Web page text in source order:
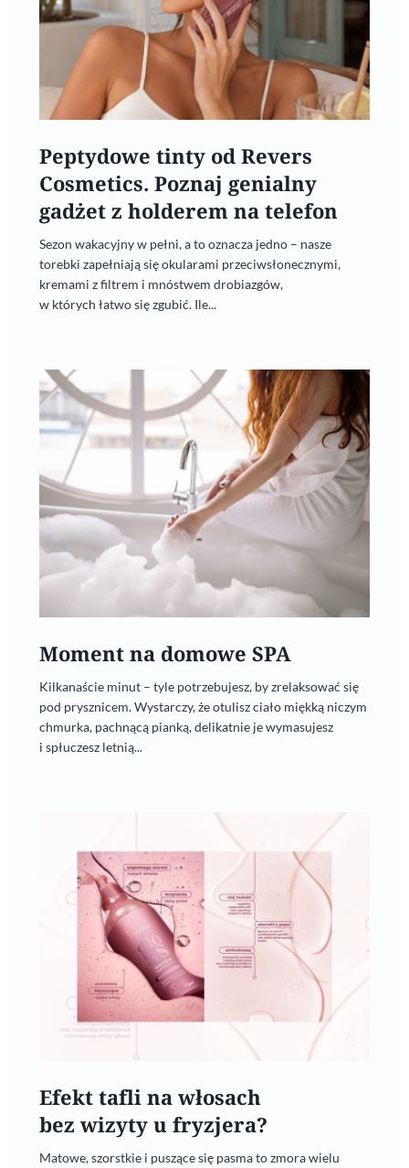
Peptydowe tinty od Revers
Cosmetics. Poznaj genialny
gadżet z holderem na telefon
Sezon wakacyjny w pełni, a to oznacza jedno – nasze
torebki zapełniają się okularami przeciwsłonecznymi,
kremami z filtrem i mnóstwem drobiazgów,
w których łatwo się zgubić. Ile...
Moment na domowe SPA
Kilkanaście minut – tyle potrzebujesz, by zrelaksować się
pod prysznicem. Wystarczy, że otulisz ciało miękką niczym
chmurka, pachnącą pianką, delikatnie je wymasujesz
i spłuczesz letnią...
Efekt tafli na włosach
bez wizyty u fryzjera?
Matowe, szorstkie i puszące się pasma to zmora wielu